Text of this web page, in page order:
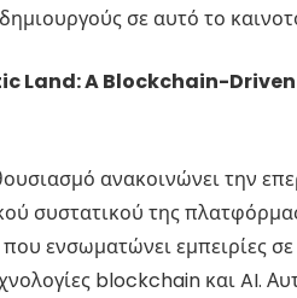
σε αυτό το
Land: A Blockchain-
ανακοινώνει την
συστατικού της
ενσωματώνει εμπειρίες
blockchain και AI.